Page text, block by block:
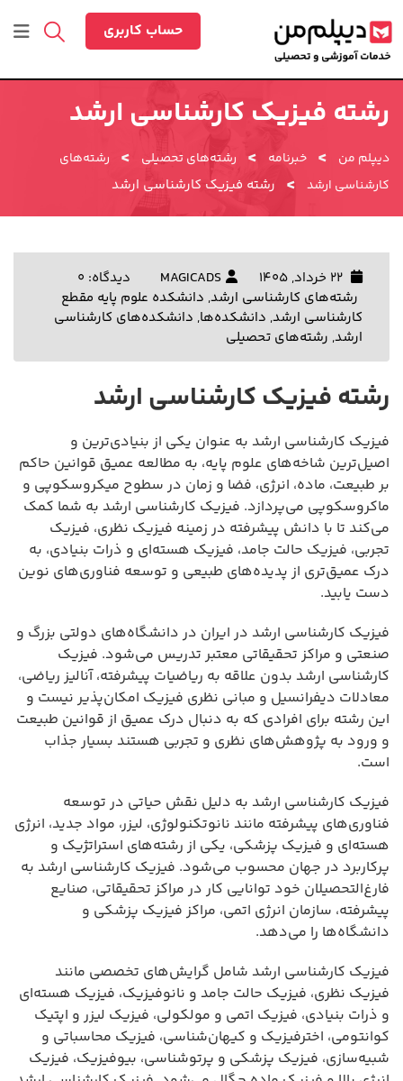
به
محتوا
حساب کاربری
رشته فیزیک کارشناسی ارشد
دیپلم من > خبرنامه > رشته‌های تحصیلی >
رشته‌های
کارشناسی ارشد > رشته فیزیک کارشناسی ارشد
MAGICADS
دیدگاه: 0
رشته‌های کارشناسی ارشد, دانشکده علوم پایه مقطع
کارشناسی ارشد, دانشکده‌ها, دانشکده‌های کارشناسی
ارشد, رشته‌های تحصیلی
رشته فیزیک کارشناسی ارشد
فیزیک کارشناسی ارشد به عنوان یکی از بنیادی‌ترین و
اصیل‌ترین شاخه‌های علوم پایه، به مطالعه عمیق قوانین حاکم
بر طبیعت، ماده، انرژی، فضا و زمان در سطوح میکروسکوپی و
ماکروسکوپی می‌پردازد. فیزیک کارشناسی ارشد به شما کمک
می‌کند تا با دانش پیشرفته در زمینه فیزیک نظری، فیزیک
تجربی، فیزیک حالت جامد، فیزیک هسته‌ای و ذرات بنیادی، به
درک عمیق‌تری از پدیده‌های طبیعی و توسعه فناوری‌های نوین
دست یابید.
فیزیک کارشناسی ارشد در ایران در دانشگاه‌های دولتی بزرگ و
صنعتی و مراکز تحقیقاتی معتبر تدریس می‌شود. فیزیک
کارشناسی ارشد بدون علاقه به ریاضیات پیشرفته، آنالیز ریاضی،
معادلات دیفرانسیل و مبانی نظری فیزیک امکان‌پذیر نیست و
این رشته برای افرادی که به دنبال درک عمیق از قوانین طبیعت
و ورود به پژوهش‌های نظری و تجربی هستند بسیار جذاب
است.
فیزیک کارشناسی ارشد به دلیل نقش حیاتی در توسعه
فناوری‌های پیشرفته مانند نانوتکنولوژی، لیزر، مواد جدید، انرژی
هسته‌ای و فیزیک پزشکی، یکی از رشته‌های استراتژیک و
پرکاربرد در جهان محسوب می‌شود. فیزیک کارشناسی ارشد به
فارغ‌التحصیلان خود توانایی کار در مراکز تحقیقاتی، صنایع
پیشرفته، سازمان انرژی اتمی، مراکز فیزیک پزشکی و
دانشگاه‌ها را می‌دهد.
فیزیک کارشناسی ارشد شامل گرایش‌های تخصصی مانند
فیزیک نظری، فیزیک حالت جامد و نانوفیزیک، فیزیک هسته‌ای
و ذرات بنیادی، فیزیک اتمی و مولکولی، فیزیک لیزر و اپتیک
کوانتومی، اخترفیزیک و کیهان‌شناسی، فیزیک محاسباتی و
شبیه‌سازی، فیزیک پزشکی و پرتوشناسی، بیوفیزیک، فیزیک